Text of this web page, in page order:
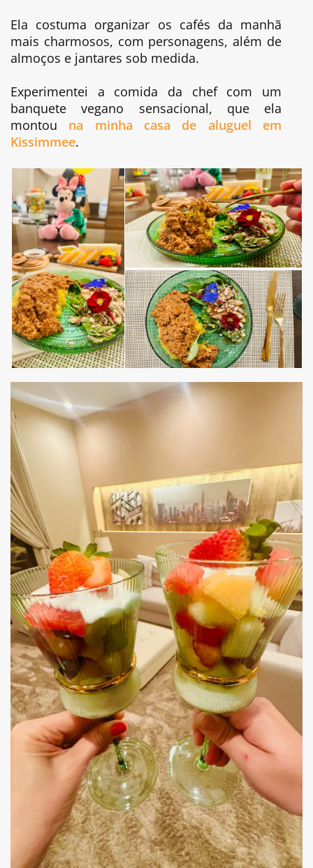
Ela costuma organizar os cafés da manhã
mais charmosos, com personagens, além de
almoços e jantares sob medida.
Experimentei a comida da chef com um
banquete vegano sensacional, que ela
montou na minha casa de aluguel em
Kissimmee.